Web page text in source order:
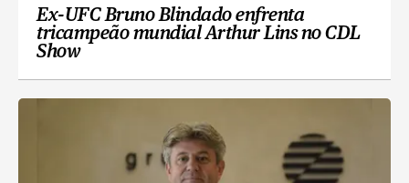
Ex-UFC Bruno Blindado enfrenta
tricampeão mundial Arthur Lins no CDL
Show